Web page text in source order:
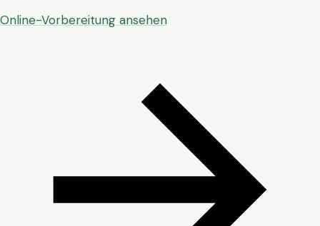
Online-Vorbereitung ansehen